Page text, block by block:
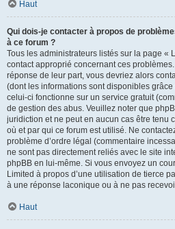
Haut
Qui dois-je contacter à propos de
à ce forum ?
Tous les administrateurs listés sur la page «
contact approprié concernant ces
réponse de leur part, vous devriez alors
(dont les informations sont disponibles grâce
celui-ci fonctionne sur un service gratuit
de gestion des abus. Veuillez noter que
juridiction et ne peut en aucun cas être tenu
où et par qui ce forum est utilisé. Ne
problème d’ordre légal (commentaire
ne sont pas directement reliés avec le site
phpBB en lui-même. Si vous envoyez un
Limited à propos d’une utilisation de tierce
à une réponse laconique ou à ne pas
Haut